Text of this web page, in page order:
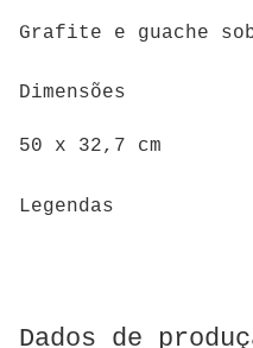
Grafite e guache
Dimensões
50 x 32,7 cm
Legendas
Dados de